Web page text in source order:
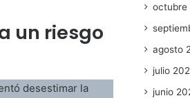
un riesgo
desestimar la
octubre
agosto
julio
junio